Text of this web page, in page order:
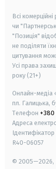
Всі
чи
"Позиція"
не поділяти
цитування
Усі права
року (21+)
Онлайн-медіа
пл. Галицька,
Телефон +380
Адреса
R40-06057
© 2005—2026,